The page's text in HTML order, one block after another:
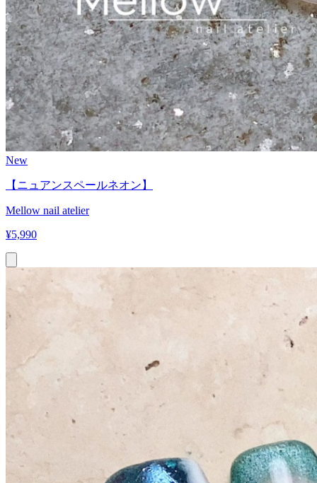
New
【ニュアンスペールネオン】
Mellow nail atelier
¥5,990